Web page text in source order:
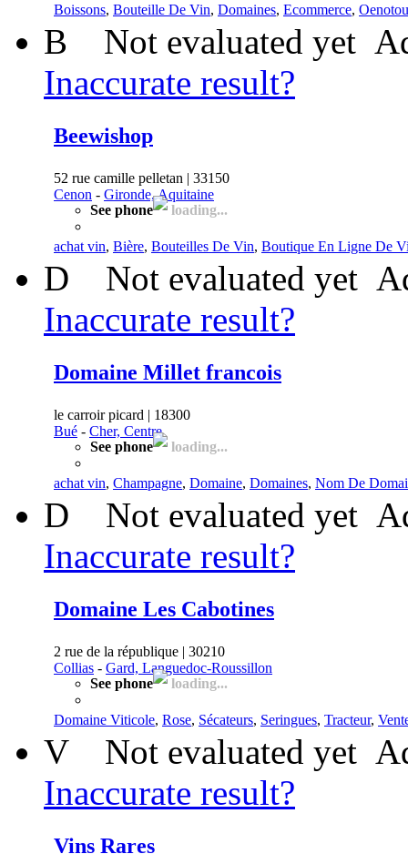
Boissons, Bouteille De Vin, Domaines, Ecommerce,
B Not evaluated yet
Inaccurate result?
Beewishop
52 rue camille pelletan | 33150
Cenon - Gironde, Aquitaine
See phone
loading...
achat vin, Bière, Bouteilles De Vin, Boutique En Ligne De
D Not evaluated yet
Inaccurate result?
Domaine Millet francois
le carroir picard | 18300
Bué - Cher, Centre
See phone
loading...
achat vin, Champagne, Domaine, Domaines, Nom De
D Not evaluated yet
Inaccurate result?
Domaine Les Cabotines
2 rue de la république | 30210
Collias - Gard, Languedoc-Roussillon
See phone
loading...
Domaine Viticole, Rose, Sécateurs, Seringues, Tracteur,
V Not evaluated yet
Inaccurate result?
Vins Rares